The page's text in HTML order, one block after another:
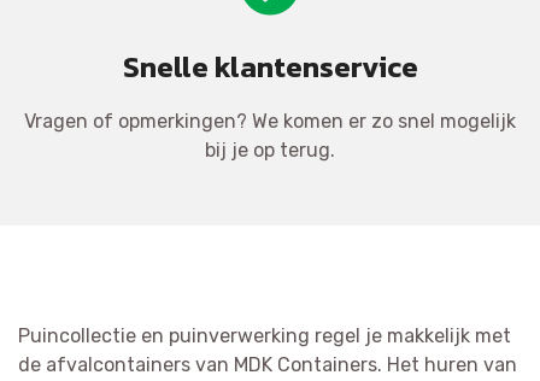
Snelle klantenservice
Vragen of opmerkingen? We komen er zo snel mogelijk
bij je op terug.
Puincollectie en puinverwerking regel je makkelijk met
de afvalcontainers van MDK Containers. Het huren van